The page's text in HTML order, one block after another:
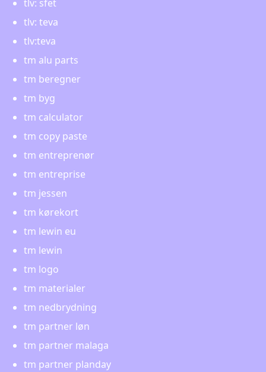
tlv: sfet
tlv: teva
tlv:teva
tm alu parts
tm beregner
tm byg
tm calculator
tm copy paste
tm entreprenør
tm entreprise
tm jessen
tm kørekort
tm lewin eu
tm lewin
tm logo
tm materialer
tm nedbrydning
tm partner løn
tm partner malaga
tm partner planday